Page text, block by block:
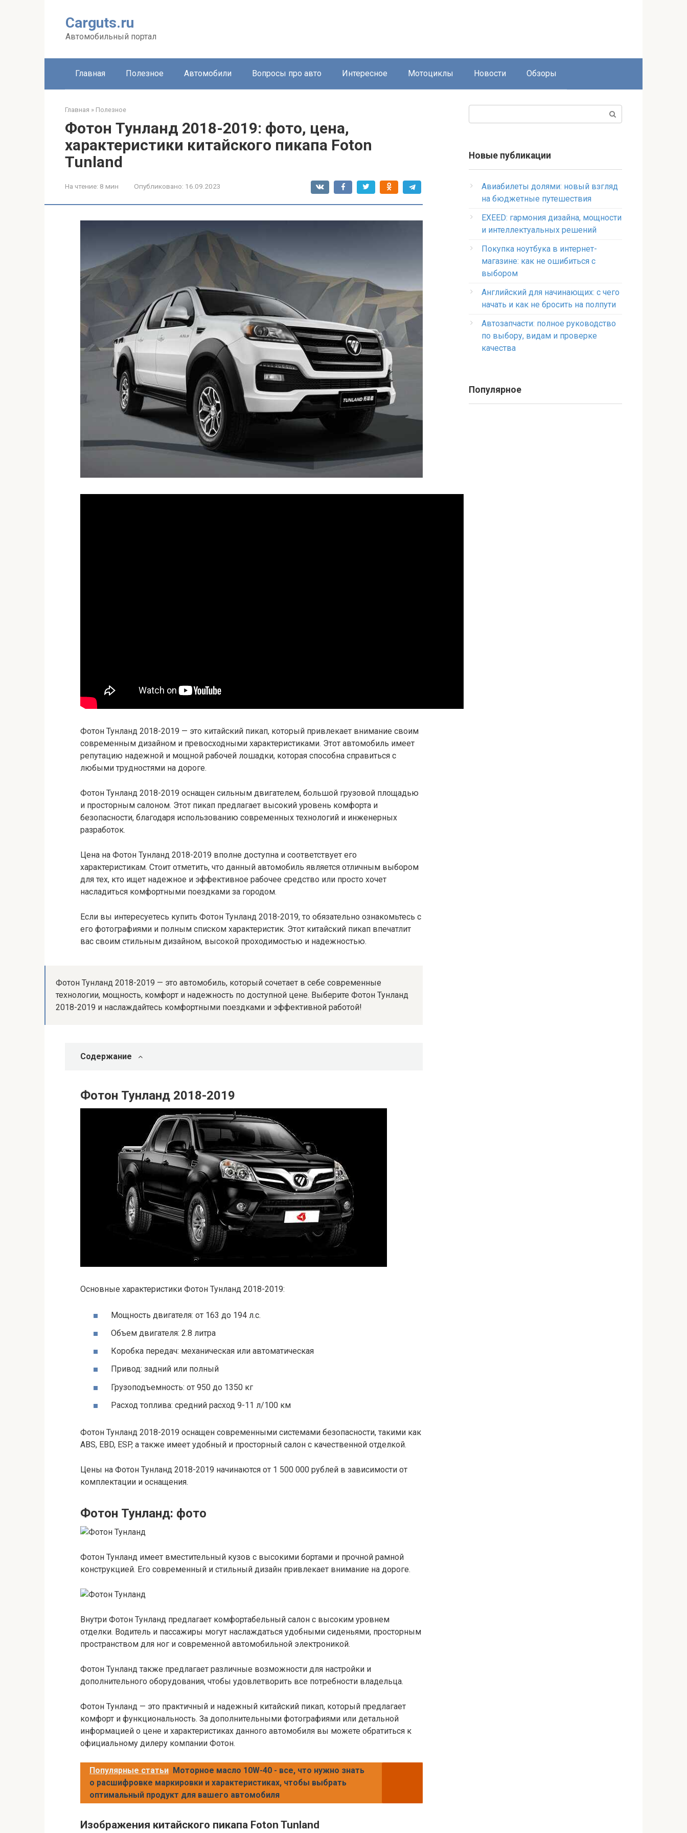
Carguts.ru
Автомобильный портал
Главная Полезное Автомобили Вопросы про авто Интересное Мотоциклы Новости Обзоры
Главная » Полезное
Фотон Тунланд 2018-2019: фото, цена,
характеристики китайского пикапа Foton
Tunland
На чтение: 8 мин Опубликовано: 16.09.2023
Фотон Тунланд 2018-2019 — это китайский пикап, который привлекает внимание своим
современным дизайном и превосходными характеристиками. Этот автомобиль имеет
репутацию надежной и мощной рабочей лошадки, которая способна справиться с
любыми трудностями на дороге.
Фотон Тунланд 2018-2019 оснащен сильным двигателем, большой грузовой площадью
и просторным салоном. Этот пикап предлагает высокий уровень комфорта и
безопасности, благодаря использованию современных технологий и инженерных
разработок.
Цена на Фотон Тунланд 2018-2019 вполне доступна и соответствует его
характеристикам. Стоит отметить, что данный автомобиль является отличным выбором
для тех, кто ищет надежное и эффективное рабочее средство или просто хочет
насладиться комфортными поездками за городом.
Если вы интересуетесь купить Фотон Тунланд 2018-2019, то обязательно ознакомьтесь с
его фотографиями и полным списком характеристик. Этот китайский пикап впечатлит
вас своим стильным дизайном, высокой проходимостью и надежностью.
Фотон Тунланд 2018-2019 — это автомобиль, который сочетает в себе современные
технологии, мощность, комфорт и надежность по доступной цене. Выберите Фотон Тунланд
2018-2019 и наслаждайтесь комфортными поездками и эффективной работой!
Содержание
Фотон Тунланд 2018-2019
Основные характеристики Фотон Тунланд 2018-2019:
Мощность двигателя: от 163 до 194 л.с.
Объем двигателя: 2.8 литра
Коробка передач: механическая или автоматическая
Привод: задний или полный
Грузоподъемность: от 950 до 1350 кг
Расход топлива: средний расход 9-11 л/100 км
Фотон Тунланд 2018-2019 оснащен современными системами безопасности, такими как
ABS, EBD, ESP, а также имеет удобный и просторный салон с качественной отделкой.
Цены на Фотон Тунланд 2018-2019 начинаются от 1 500 000 рублей в зависимости от
комплектации и оснащения.
Фотон Тунланд: фото
Фотон Тунланд имеет вместительный кузов с высокими бортами и прочной рамной
конструкцией. Его современный и стильный дизайн привлекает внимание на дороге.
Внутри Фотон Тунланд предлагает комфортабельный салон с высоким уровнем
отделки. Водитель и пассажиры могут наслаждаться удобными сиденьями, просторным
пространством для ног и современной автомобильной электроникой.
Фотон Тунланд также предлагает различные возможности для настройки и
дополнительного оборудования, чтобы удовлетворить все потребности владельца.
Фотон Тунланд — это практичный и надежный китайский пикап, который предлагает
комфорт и функциональность. За дополнительными фотографиями или детальной
информацией о цене и характеристиках данного автомобиля вы можете обратиться к
официальному дилеру компании Фотон.
Популярные статьи Моторное масло 10W-40 - все, что нужно знать
о расшифровке маркировки и характеристиках, чтобы выбрать
оптимальный продукт для вашего автомобиля
Изображения китайского пикапа Foton Tunland
Новые публикации
Авиабилеты долями: новый взгляд
на бюджетные путешествия
EXEED: гармония дизайна, мощности
и интеллектуальных решений
Покупка ноутбука в интернет-
магазине: как не ошибиться с
выбором
Английский для начинающих: с чего
начать и как не бросить на полпути
Автозапчасти: полное руководство
по выбору, видам и проверке
качества
Популярное